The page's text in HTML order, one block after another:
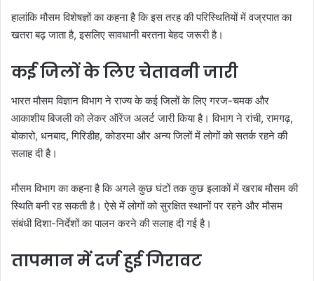
हालांकि मौसम विशेषज्ञों का कहना है कि इस तरह की परिस्थितियों में वज्रपात का
खतरा बढ़ जाता है, इसलिए सावधानी बरतना बेहद जरूरी है।
कई जिलों के लिए चेतावनी जारी
भारत मौसम विज्ञान विभाग ने राज्य के कई जिलों के लिए गरज-चमक और
आकाशीय बिजली को लेकर ऑरेंज अलर्ट जारी किया है। विभाग ने रांची, रामगढ़,
बोकारो, धनबाद, गिरिडीह, कोडरमा और अन्य जिलों में लोगों को सतर्क रहने की
सलाह दी है।
मौसम विभाग का कहना है कि अगले कुछ घंटों तक कुछ इलाकों में खराब मौसम की
स्थिति बनी रह सकती है। ऐसे में लोगों को सुरक्षित स्थानों पर रहने और मौसम
संबंधी दिशा-निर्देशों का पालन करने की सलाह दी गई है।
तापमान में दर्ज हुई गिरावट